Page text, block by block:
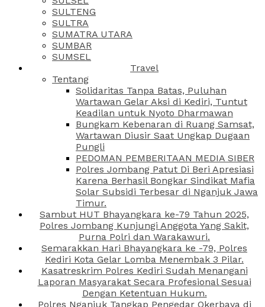
SULTENG
SULTRA
SUMATRA UTARA
SUMBAR
SUMSEL
Travel
Tentang
Solidaritas Tanpa Batas, Puluhan
Wartawan Gelar Aksi di Kediri, Tuntut
Keadilan untuk Nyoto Dharmawan
Bungkam Kebenaran di Ruang Samsat,
Wartawan Diusir Saat Ungkap Dugaan
Pungli
PEDOMAN PEMBERITAAN MEDIA SIBER
Polres Jombang Patut Di Beri Apresiasi
Karena Berhasil Bongkar Sindikat Mafia
Solar Subsidi Terbesar di Nganjuk Jawa
Timur.
Sambut HUT Bhayangkara ke-79 Tahun 2025,
Polres Jombang Kunjungi Anggota Yang Sakit,
Purna Polri dan Warakawuri.
Semarakkan Hari Bhayangkara ke -79, Polres
Kediri Kota Gelar Lomba Menembak 3 Pilar.
Kasatreskrim Polres Kediri Sudah Menangani
Laporan Masyarakat Secara Profesional Sesuai
Dengan Ketentuan Hukum.
Polres Nganjuk Tangkap Pengedar Okerbaya di